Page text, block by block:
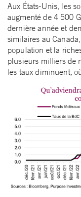
Aux États-Unis, les
augmenté de 4 500
dernière année et
similaires au
population et la
plusieurs milliers de
les taux diminuent,